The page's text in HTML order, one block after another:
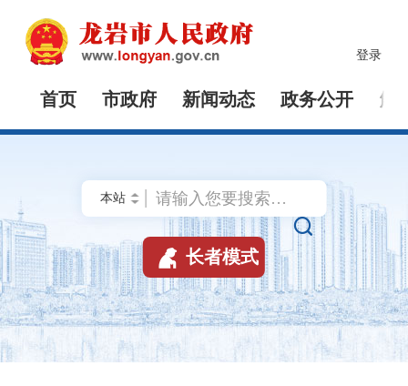
登录
首页 市政府 新闻动态 政务公开 解

 长者模式